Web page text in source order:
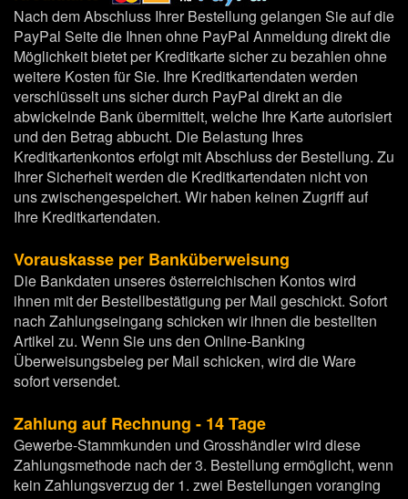
Nach dem Abschluss Ihrer Bestellung gelangen Sie auf die
PayPal Seite die Ihnen ohne PayPal Anmeldung direkt die
Möglichkeit bietet per Kreditkarte sicher zu bezahlen ohne
weitere Kosten für Sie. Ihre Kreditkartendaten werden
verschlüsselt uns sicher durch PayPal direkt an die
abwickelnde Bank übermittelt, welche Ihre Karte autorisiert
und den Betrag abbucht. Die Belastung Ihres
Kreditkartenkontos erfolgt mit Abschluss der Bestellung. Zu
Ihrer Sicherheit werden die Kreditkartendaten nicht von
uns zwischengespeichert. Wir haben keinen Zugriff auf
Ihre Kreditkartendaten.
Vorauskasse per Banküberweisung
Die Bankdaten unseres österreichischen Kontos wird
ihnen mit der Bestellbestätigung per Mail geschickt. Sofort
nach Zahlungseingang schicken wir ihnen die bestellten
Artikel zu. Wenn Sie uns den Online-Banking
Überweisungsbeleg per Mail schicken, wird die Ware
sofort versendet.
Zahlung auf Rechnung - 14 Tage
Gewerbe-Stammkunden und Grosshändler wird diese
Zahlungsmethode nach der 3. Bestellung ermöglicht, wenn
kein Zahlungsverzug der 1. zwei Bestellungen voranging